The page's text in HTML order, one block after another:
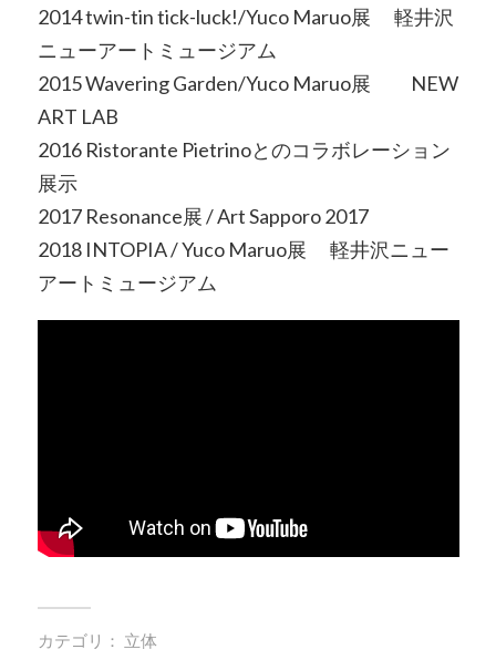
2014 twin-tin tick-luck!/Yuco Maruo展 軽井沢
ニューアートミュージアム
2015 Wavering Garden/Yuco Maruo展 NEW
ART LAB
2016 Ristorante Pietrinoとのコラボレーション
展示
2017 Resonance展 / Art Sapporo 2017
2018 INTOPIA / Yuco Maruo展 軽井沢ニュー
アートミュージアム
カテゴリ： 立体